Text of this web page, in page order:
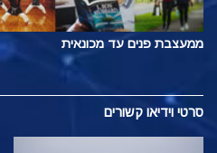
ממעצבת פנים עד מכונאית
סרטי וידיאו קשורים